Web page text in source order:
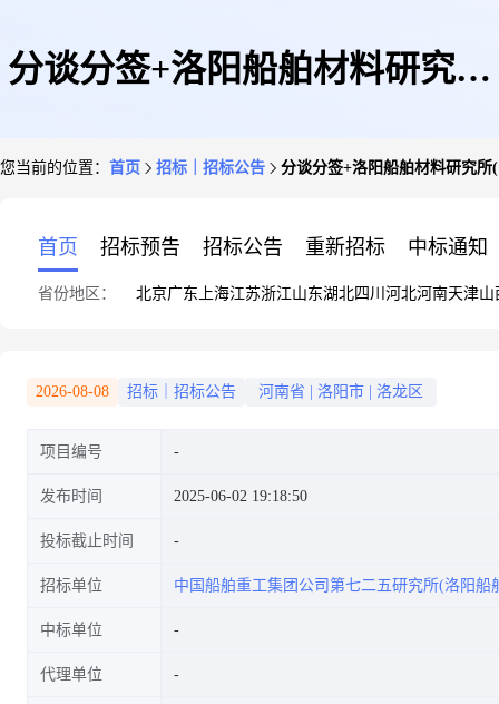
分谈分签+洛阳船舶材料研究所
书
您当前的位置： 首页 招标｜招标公告 分谈分签+洛阳船舶材料研究
首页 招标预告 招标公告 重新招标 中标通知
省份地区： 北京广东 上海江苏浙江山东湖北四川 河北河南天津山
2026-08-08 招标｜招标公告 河南省 洛阳市 洛龙区
项目编号
发布时间 2025-06-02 19:18:50
投标截止时间
招标单位 中国船舶重工集团公司第七二五研究所(洛阳船
中标单位
代理单位